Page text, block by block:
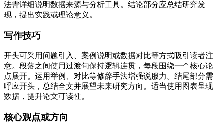
法需详细说明数据来源与分析工具。结论部分应总结研究发
现，提出实践或理论意义。
写作技巧
开头可采用问题引入、案例说明或数据对比等方式吸引读者注
意。段落之间使用过渡句保持逻辑连贯，每段围绕一个核心论
点展开。运用举例、对比等修辞手法增强说服力。结尾部分需
呼应开头，总结全文并展望未来研究方向。适当使用图表呈现
数据，提升论文可读性。
核心观点或方向